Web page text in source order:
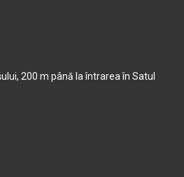
200 m până la întrarea în Satul